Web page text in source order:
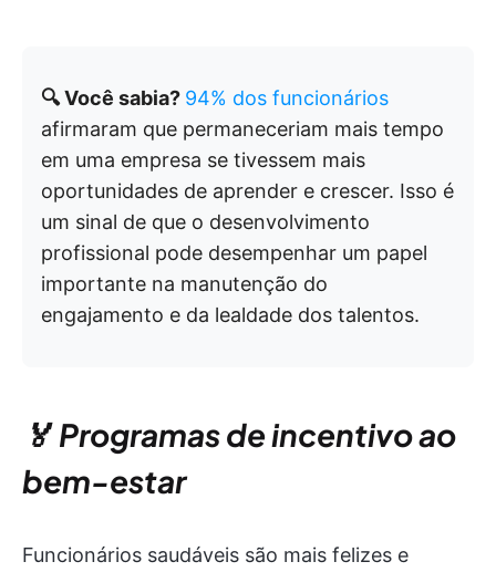
🔍 Você sabia? 94% dos funcionários
afirmaram que permaneceriam mais tempo
em uma empresa se tivessem mais
oportunidades de aprender e crescer. Isso é
um sinal de que o desenvolvimento
profissional pode desempenhar um papel
importante na manutenção do
engajamento e da lealdade dos talentos.
🏅 Programas de incentivo ao
bem-estar
Funcionários saudáveis são mais felizes e